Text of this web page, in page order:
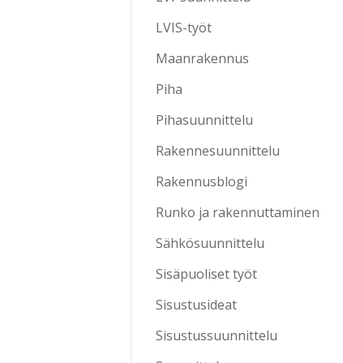
LVIS-työt
Maanrakennus
Piha
Pihasuunnittelu
Rakennesuunnittelu
Rakennusblogi
Runko ja rakennuttaminen
Sähkösuunnittelu
Sisäpuoliset työt
Sisustusideat
Sisustussuunnittelu